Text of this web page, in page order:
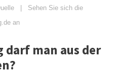
Sehen Sie sich die
an
darf man aus der